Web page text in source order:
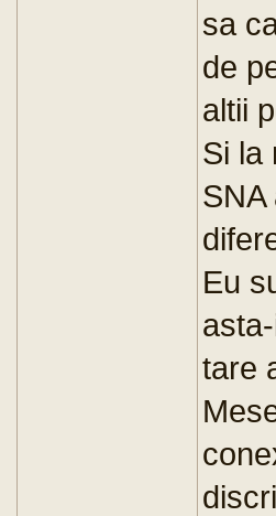
sa
de
altii
Si la
SNA
Eu
tare